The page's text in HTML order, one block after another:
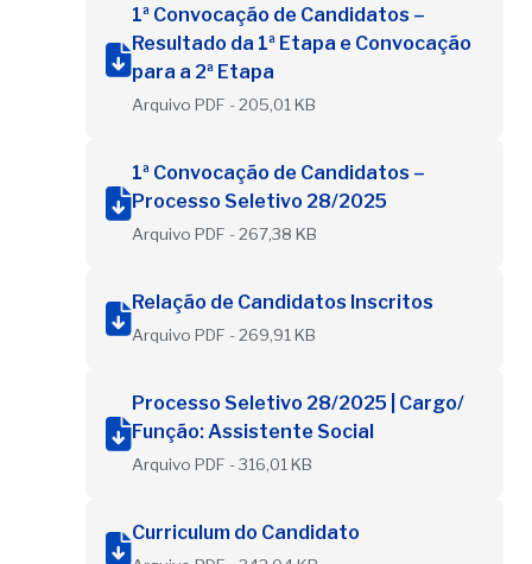
1ª Convocação de Candidatos –
Resultado da 1ª Etapa e Convocação
para a 2ª Etapa
Arquivo PDF - 205,01 KB
1ª Convocação de Candidatos –
Processo Seletivo 28/2025
Arquivo PDF - 267,38 KB
Relação de Candidatos Inscritos
Arquivo PDF - 269,91 KB
Processo Seletivo 28/2025 | Cargo/
Função: Assistente Social
Arquivo PDF - 316,01 KB
Curriculum do Candidato